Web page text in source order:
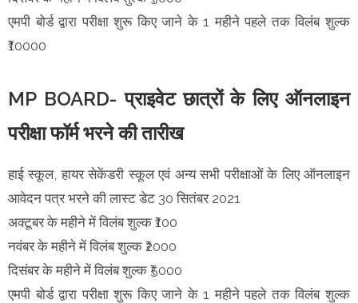
एमपी बोर्ड द्वारा परीक्षा शुरू किए जाने के 1 महीने पहले तक विलंब शुल्क
₹10000
MP BOARD- प्राइवेट छात्रों के लिए ऑनलाइन
परीक्षा फॉर्म भरने की तारीख
हाई स्कूल, हायर सेकेंडरी स्कूल एवं अन्य सभी परीक्षाओं के लिए ऑनलाइन
आवेदन पत्र भरने की लास्ट डेट 30 सितंबर 2021
अक्टूबर के महीने में विलंब शुल्क ₹100
नवंबर के महीने में विलंब शुल्क ₹2000
दिसंबर के महीने में विलंब शुल्क ₹5000
एमपी बोर्ड द्वारा परीक्षा शुरू किए जाने के 1 महीने पहले तक विलंब शुल्क